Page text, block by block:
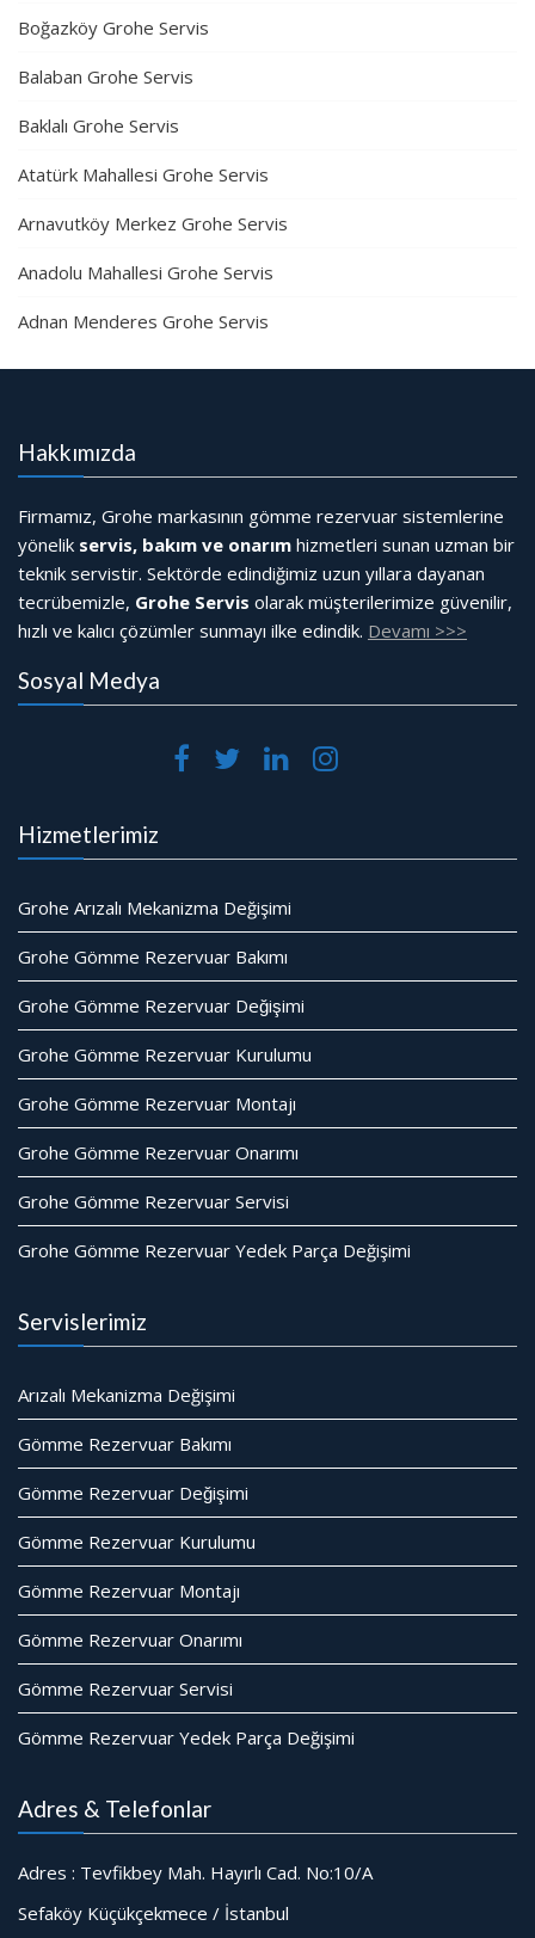
Boğazköy Grohe Servis
Balaban Grohe Servis
Baklalı Grohe Servis
Atatürk Mahallesi Grohe Servis
Arnavutköy Merkez Grohe Servis
Anadolu Mahallesi Grohe Servis
Adnan Menderes Grohe Servis
Hakkımızda
Firmamız, Grohe markasının gömme rezervuar sistemlerine
yönelik servis, bakım ve onarım hizmetleri sunan uzman bir
teknik servistir. Sektörde edindiğimiz uzun yıllara dayanan
tecrübemizle, Grohe Servis olarak müşterilerimize güvenilir,
hızlı ve kalıcı çözümler sunmayı ilke edindik. Devamı >>>
Sosyal Medya
Hizmetlerimiz
Grohe Arızalı Mekanizma Değişimi
Grohe Gömme Rezervuar Bakımı
Grohe Gömme Rezervuar Değişimi
Grohe Gömme Rezervuar Kurulumu
Grohe Gömme Rezervuar Montajı
Grohe Gömme Rezervuar Onarımı
Grohe Gömme Rezervuar Servisi
Grohe Gömme Rezervuar Yedek Parça Değişimi
Servislerimiz
Arızalı Mekanizma Değişimi
Gömme Rezervuar Bakımı
Gömme Rezervuar Değişimi
Gömme Rezervuar Kurulumu
Gömme Rezervuar Montajı
Gömme Rezervuar Onarımı
Gömme Rezervuar Servisi
Gömme Rezervuar Yedek Parça Değişimi
Adres & Telefonlar
Adres : Tevfikbey Mah. Hayırlı Cad. No:10/A
Sefaköy Küçükçekmece / İstanbul